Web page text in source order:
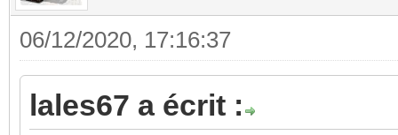
06/12/2020, 17:16:37
lales67 a écrit :